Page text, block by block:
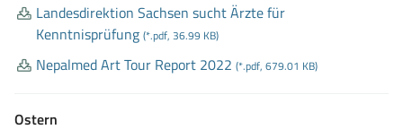
Landesdirektion Sachsen sucht Ärzte für
Kenntnisprüfung (*.pdf, 36.99 KB)
Nepalmed Art Tour Report 2022 (*.pdf, 679.01 KB)
Ostern